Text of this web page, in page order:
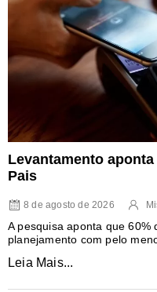
Levantamento
Pais
8 de agosto de 2026
A pesquisa aponta que 60%
planejamento com pelo
Leia Mais...